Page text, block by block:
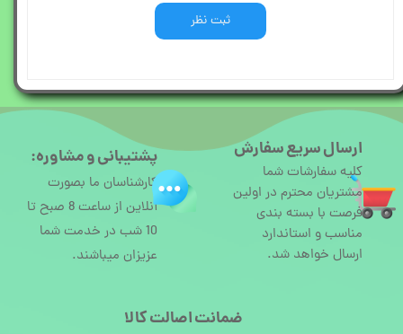
ثبت نظر
ارسال سریع سفارش
کلیه سفارشات شما
مشتریان محترم در اولین
فرصت با بسته بندی
مناسب و استاندارد
ارسال خواهد شد.
پشتیبانی و مشاوره:
کارشناسان ما بصورت
آنلاین از ساعت 8 صبح تا
10 شب در خدمت شما
عزیزان میباشند.
ضمانت اصالت کالا